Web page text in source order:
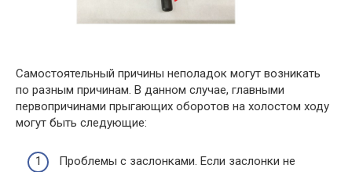
Самостоятельный причины неполадок могут возникать
по разным причинам. В данном случае, главными
первопричинами прыгающих оборотов на холостом ходу
могут быть следующие:
Проблемы с заслонками. Если заслонки не